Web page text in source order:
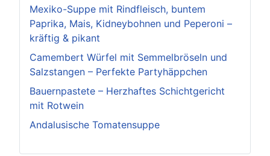
Mexiko-Suppe mit Rindfleisch, buntem
Paprika, Mais, Kidneybohnen und Peperoni –
kräftig & pikant
Camembert Würfel mit Semmelbröseln und
Salzstangen – Perfekte Partyhäppchen
Bauernpastete – Herzhaftes Schichtgericht
mit Rotwein
Andalusische Tomatensuppe